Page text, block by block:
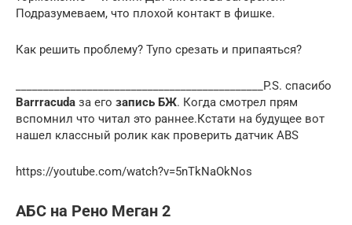
Подразумеваем, что плохой контакт в фишке.
Как решить проблему? Тупо срезать и припаяться?
_____________________________________________P.S. спасибо
Barrracuda за его запись БЖ. Когда смотрел прям
вспомнил что читал это раннее.Кстати на будущее вот
нашел классный ролик как проверить датчик ABS
https://youtube.com/watch?v=5nTkNaOkNos
АБС на Рено Меган 2